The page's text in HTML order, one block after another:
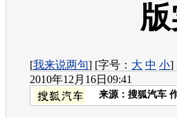
[我来说两句] [字号： 大 中 小]
2010年12月16日09:41
来源： 搜狐汽车